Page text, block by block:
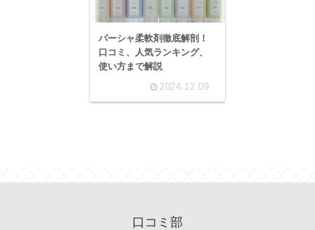
パーシャ柔軟剤徹底解剖！
口コミ、人気ランキング、
使い方まで解説
2024.12.09
口コミ部